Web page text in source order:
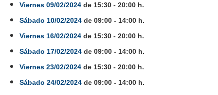
Viernes 09/02/2024 de 15:30 - 20:00 h.
Sábado 10/02/2024 de 09:00 - 14:00 h.
Viernes 16/02/2024 de 15:30 - 20:00 h.
Sábado 17/02/2024 de 09:00 - 14:00 h.
Viernes 23/02/2024 de 15:30 - 20:00 h.
Sábado 24/02/2024 de 09:00 - 14:00 h.